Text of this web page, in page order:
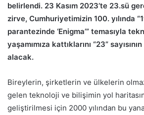
belirlendi. 23 Kasım 2023’te 23.sü
zirve, Cumhuriyetimizin 100. yılında
parantezinde ‘Enigma’” temasıyla
yaşamımıza kattıklarını “23”
alacak.
Bireylerin, şirketlerin ve ülkelerin
gelen teknoloji ve bilişimin yol
geliştirilmesi için 2000 yılından bu